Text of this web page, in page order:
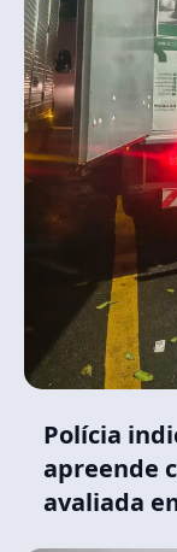
Polícia
apreende
avaliada